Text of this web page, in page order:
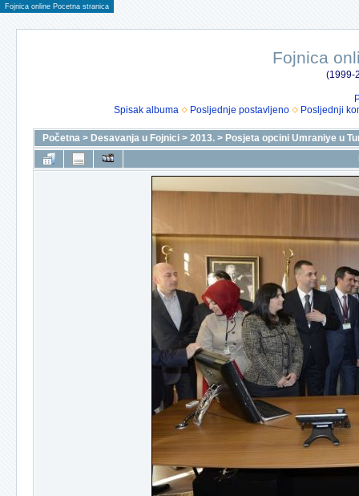
Fojnica online Pocetna stranica
Fojnica
(1999-
Spisak albuma
Posljednje postavljeno Posljednji
Početna > Desavanja u Fojnici > 2013. > Posjeta opcini Umraniye u